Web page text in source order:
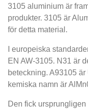
3105 aluminium är
produkter. 3105 är
för detta material.
I europeiska
EN AW-3105. N31 är
beteckning. A93105
kemiska namn är
Den fick